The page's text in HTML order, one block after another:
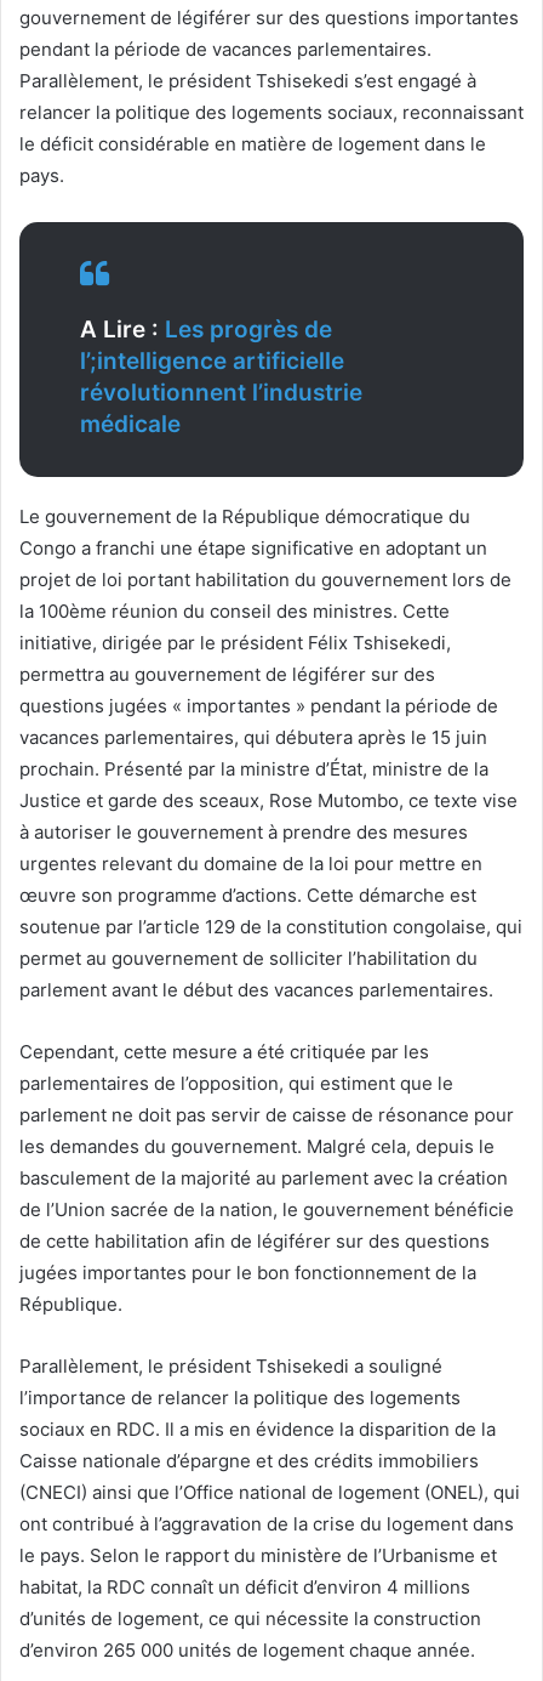
gouvernement de légiférer sur des questions importantes
pendant la période de vacances parlementaires.
Parallèlement, le président Tshisekedi s’est engagé à
relancer la politique des logements sociaux, reconnaissant
le déficit considérable en matière de logement dans le
pays.
A Lire : Les progrès de
l’;intelligence artificielle
révolutionnent l’industrie
médicale
Le gouvernement de la République démocratique du
Congo a franchi une étape significative en adoptant un
projet de loi portant habilitation du gouvernement lors de
la 100ème réunion du conseil des ministres. Cette
initiative, dirigée par le président Félix Tshisekedi,
permettra au gouvernement de légiférer sur des
questions jugées « importantes » pendant la période de
vacances parlementaires, qui débutera après le 15 juin
prochain. Présenté par la ministre d’État, ministre de la
Justice et garde des sceaux, Rose Mutombo, ce texte vise
à autoriser le gouvernement à prendre des mesures
urgentes relevant du domaine de la loi pour mettre en
œuvre son programme d’actions. Cette démarche est
soutenue par l’article 129 de la constitution congolaise, qui
permet au gouvernement de solliciter l’habilitation du
parlement avant le début des vacances parlementaires.
Cependant, cette mesure a été critiquée par les
parlementaires de l’opposition, qui estiment que le
parlement ne doit pas servir de caisse de résonance pour
les demandes du gouvernement. Malgré cela, depuis le
basculement de la majorité au parlement avec la création
de l’Union sacrée de la nation, le gouvernement bénéficie
de cette habilitation afin de légiférer sur des questions
jugées importantes pour le bon fonctionnement de la
République.
Parallèlement, le président Tshisekedi a souligné
l’importance de relancer la politique des logements
sociaux en RDC. Il a mis en évidence la disparition de la
Caisse nationale d’épargne et des crédits immobiliers
(CNECI) ainsi que l’Office national de logement (ONEL), qui
ont contribué à l’aggravation de la crise du logement dans
le pays. Selon le rapport du ministère de l’Urbanisme et
habitat, la RDC connaît un déficit d’environ 4 millions
d’unités de logement, ce qui nécessite la construction
d’environ 265 000 unités de logement chaque année.